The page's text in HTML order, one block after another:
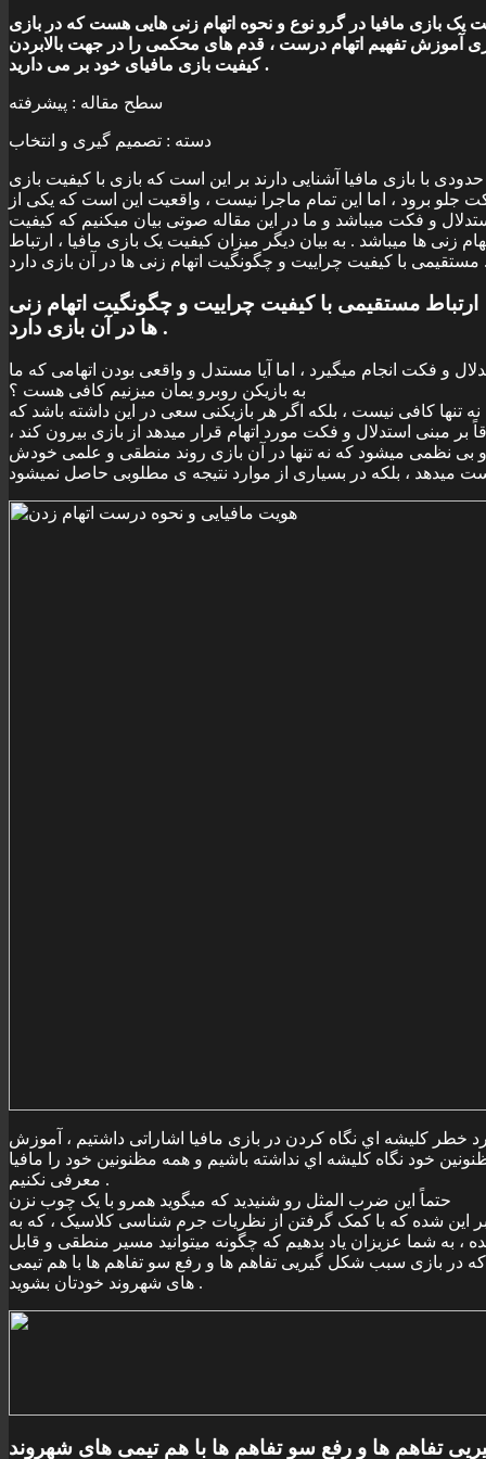
يک بازی مافيا در گرو نوع و نحوه اتهام زنی هايی هست که در بازی
آموزش تفهيم اتهام درست ، قدم های محکمی را در جهت بالابردن
کيفيت بازی مافيای خود بر می داريد .
سطح مقاله : پيشرفته
دسته : تصميم گيری و انتخاب
با بازی مافيا آشنايی دارند بر اين است که بازی با کيفيت بازی
جلو برود ، اما اين تمام ماجرا نيست ، واقعيت اين است که يکی از
و فکت ميباشد و ما در اين مقاله صوتی بيان ميکنيم که کيفيت
زنی ها ميباشد . به بيان ديگر ميزان کيفيت يک بازی مافيا ، ارتباط
ها در آن بازی دارد .
ارتباط مستقيمی با کيفيت چراييت و چگونگيت اتهام زنی
ها در آن بازی دارد .
و فکت انجام ميگيرد ، اما آيا مستدل و واقعی بودن اتهامی که ما
به بازيکن روبرو يمان ميزنيم کافی هست ؟
تنها کافی نيست ، بلکه اگر هر بازيکنی سعی در اين داشته باشد که
بر مبنی استدلال و فکت مورد اتهام قرار ميدهد از بازی بيرون کند ،
و بی نظمی ميشود که نه تنها در آن بازی روند منطقی و علمی خودش
خطر کليشه اي نگاه کردن در بازی مافيا اشاراتی داشتيم ، آموزش
خود نگاه کليشه اي نداشته باشيم و همه مظنونين خود را مافيا
معرفی نکنيم .
حتماً اين ضرب المثل رو شنيديد که ميگويد همرو با يک چوب نزن
اين شده که با کمک گرفتن از نظريات جرم شناسی کلاسيک ، که به
، به شما عزيزان ياد بدهيم که چگونه ميتوانيد مسير منطقی و قابل
در بازی سبب شکل گيريی تفاهم ها و رفع سو تفاهم ها با هم تيمی
های شهروند خودتان بشويد .
تفاهم ها و رفع سو تفاهم ها با هم تيمی های شهروند